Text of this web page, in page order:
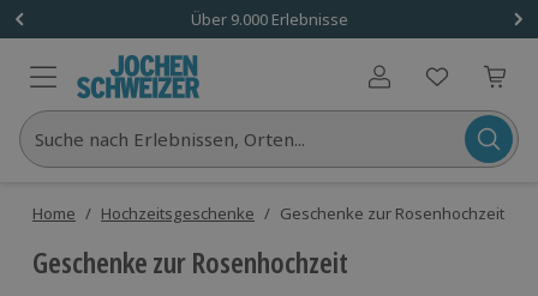
Über 9.000 Erlebnisse
Benutzerkonto
Suche nach Erlebnissen, Orten...
Home / Hochzeitsgeschenke / Geschenke zur Rosenhochzeit
Geschenke zur Rosenhochzeit